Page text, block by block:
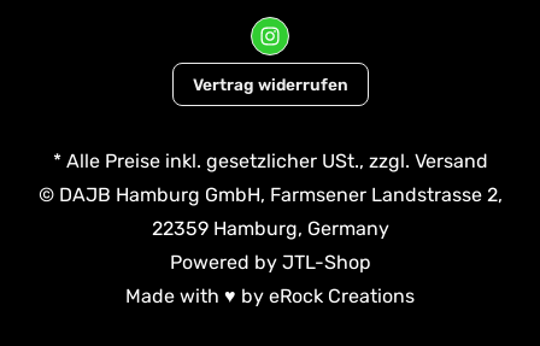
Vertrag widerrufen
*Alle Preise inkl. gesetzlicher USt., zzgl. Versand
© DAJB Hamburg GmbH, Farmsener Landstrasse 2,
22359 Hamburg, Germany
Powered by JTL-Shop
Made with ♥ by eRock Creations